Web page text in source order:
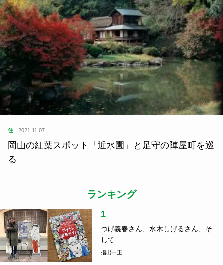
住 2021.11.07
岡山の紅葉スポット「近水園」と足守の陣屋町を巡
る
ランキング
1
つげ義春さん、水木しげるさん、そ
して……...
指出一正